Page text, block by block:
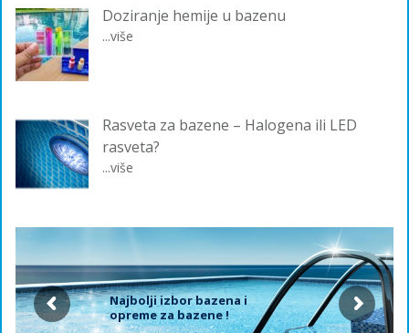
Doziranje hemije u bazenu
...više
Rasveta za bazene – Halogena ili LED
rasveta?
...više
Najbolji izbor bazena i
opreme za bazene !